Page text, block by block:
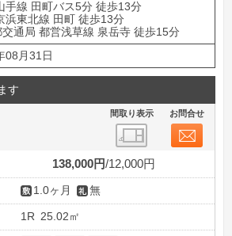
手線 田町バス5分 徒歩13分
浜東北線 田町 徒歩13分
通局 都営浅草線 泉岳寺 徒歩15分
08月31日
す
間取り表示 お問合せ
138,000円 12,000円
1.0ヶ月 無
1R 25.02㎡